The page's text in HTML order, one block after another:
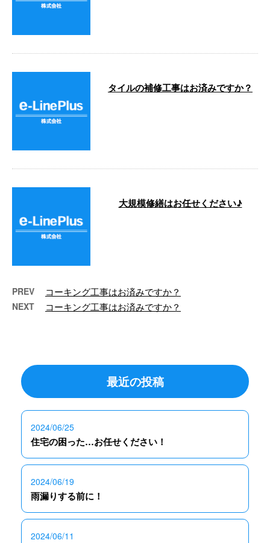
タイルの補修工事はお済みですか？
大規模修繕はお任せください♪
PREV コーキング工事はお済みですか？
NEXT コーキング工事はお済みですか？
最近の投稿
2024/06/25
住宅の困った…お任せください！
2024/06/19
雨漏りする前に！
2024/06/11